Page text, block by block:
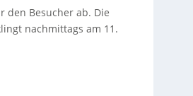
den Besucher ab. Die
nachmittags am 11.